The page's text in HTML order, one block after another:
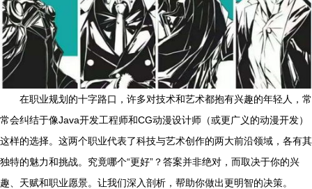
在职业规划的十字路口，许多对技术和艺术都抱有兴趣的年轻人，常
常会纠结于像Java开发工程师和CG动漫设计师（或更广义的动漫开发）
这样的选择。这两个职业代表了科技与艺术创作的两大前沿领域，各有其
独特的魅力和挑战。究竟哪个“更好”？答案并非绝对，而取决于你的兴
趣、天赋和职业愿景。让我们深入剖析，帮助你做出更明智的决策。